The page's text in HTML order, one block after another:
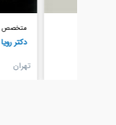
متخصص پزشکی قانونی
دکتر رویا فاتحی